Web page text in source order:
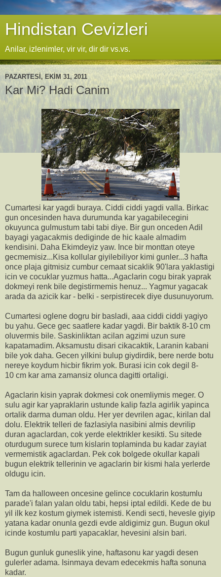
Hindistan Cevizleri
Anilar, izlenimler, vir vir, dir dir vs.vs.
PAZARTESI, EKIM 31, 2011
Kar Mi? Hadi Canim
Cumartesi kar yagdi buraya. Ciddi ciddi yagdi valla. Birkac
gun oncesinden hava durumunda kar yagabilecegini
okuyunca gulmustum tabi tabi diye. Bir gun onceden Adil
bayagi yagacakmis dediginde de hic kaale almadim
kendisini. Daha Ekimdeyiz yaw. Ince bir monttan oteye
gecmemisiz...Kisa kollular giyilebiliyor kimi gunler...3 hafta
once plaja gitmisiz cumbur cemaat sicaklik 90'lara yaklastigi
icin ve cocuklar yuzmus hatta...Agaclarin cogu birak yaprak
dokmeyi renk bile degistirmemis henuz... Yagmur yagacak
arada da azicik kar - belki - serpistirecek diye dusunuyorum.
Cumartesi oglene dogru bir basladi, aaa ciddi ciddi yagiyo
bu yahu. Gece gec saatlere kadar yagdi. Bir baktik 8-10 cm
oluvermis bile. Saskinliktan acilan agzimi uzun sure
kapatamadim. Aksamustu disari cikacaktik, Laranin kabani
bile yok daha. Gecen yilkini bulup giydirdik, bere nerde botu
nereye koydum hicbir fikrim yok. Burasi icin cok degil 8-
10 cm kar ama zamansiz olunca dagitti ortaligi.
Agaclarin kisin yaprak dokmesi cok onemliymis meger. O
sulu agir kar yapraklarin ustunde kalip fazla agirlik yapinca
ortalik darma duman oldu. Her yer devrilen agac, kirilan dal
dolu. Elektrik telleri de fazlasiyla nasibini almis devrilip
duran agaclardan, cok yerde elektrikler kesikti. Su sitede
oturdugum surece tum kislarin toplaminda bu kadar zayiat
vermemistik agaclardan. Pek cok bolgede okullar kapali
bugun elektrik tellerinin ve agaclarin bir kismi hala yerlerde
oldugu icin.
Tam da halloween oncesine gelince cocuklarin kostumlu
parade'i falan yalan oldu tabi, hepsi iptal edildi. Kede de bu
yil ilk kez kostum giymek istemisti. Kendi secti, hevesle giyip
yatana kadar onunla gezdi evde aldigimiz gun. Bugun okul
icinde kostumlu parti yapacaklar, hevesini alsin bari.
Bugun gunluk guneslik yine, haftasonu kar yagdi desen
gulerler adama. Isinmaya devam edecekmis hafta sonuna
kadar.